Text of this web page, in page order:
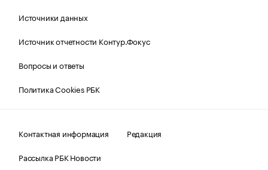
Источники данных
Источник отчетности Контур.Фокус
Вопросы и ответы
Политика Cookies РБК
Контактная информация
Редакция
Рассылка РБК Новости